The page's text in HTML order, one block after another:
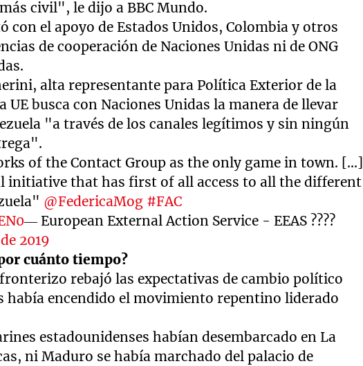
civil", le dijo a BBC Mundo.
con el apoyo de Estados Unidos, Colombia y otros
de cooperación de Naciones Unidas ni de ONG
alta representante para Política Exterior de la
UE busca con Naciones Unidas la manera de llevar
"a través de los canales legítimos y sin ningún
of the Contact Group as the only game in town. [...]
initiative that has first of all access to all the different
@FedericaMog #FAC
— European External Action Service - EEAS ????
2019
cuánto tiempo?
rebajó las expectativas de cambio político
había encendido el movimiento repentino liderado
estadounidenses habían desembarcado en La
ni Maduro se había marchado del palacio de